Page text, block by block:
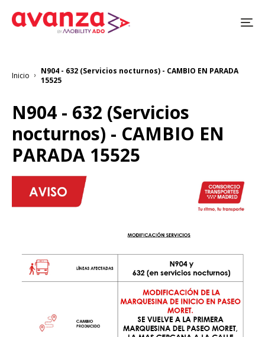
Sobrescribir
ayuda
a
navegación
Inicio
N904 - 632 (Servicios nocturnos) - CAMBIO EN PARADA
15525
N904 - 632 (Servicios
nocturnos) - CAMBIO EN
PARADA 15525